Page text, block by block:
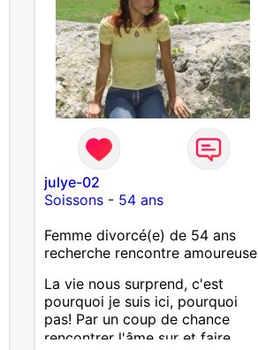
julye-02
Soissons- 54 ans
Femme divorcé(e) de 54 ans
recherche rencontre amoureuse
La vie nous surprend, c'est
pourquoi je suis ici, pourquoi
pas! Par un coup de chance
rencontrer l'âme sur et faire